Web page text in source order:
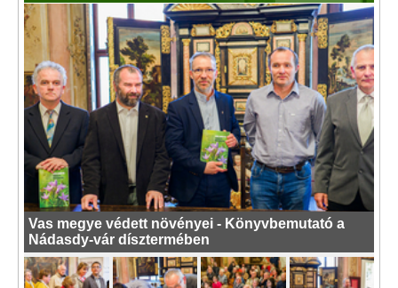
Vas megye védett növényei - Könyvbemutató a
Nádasdy-vár dísztermében